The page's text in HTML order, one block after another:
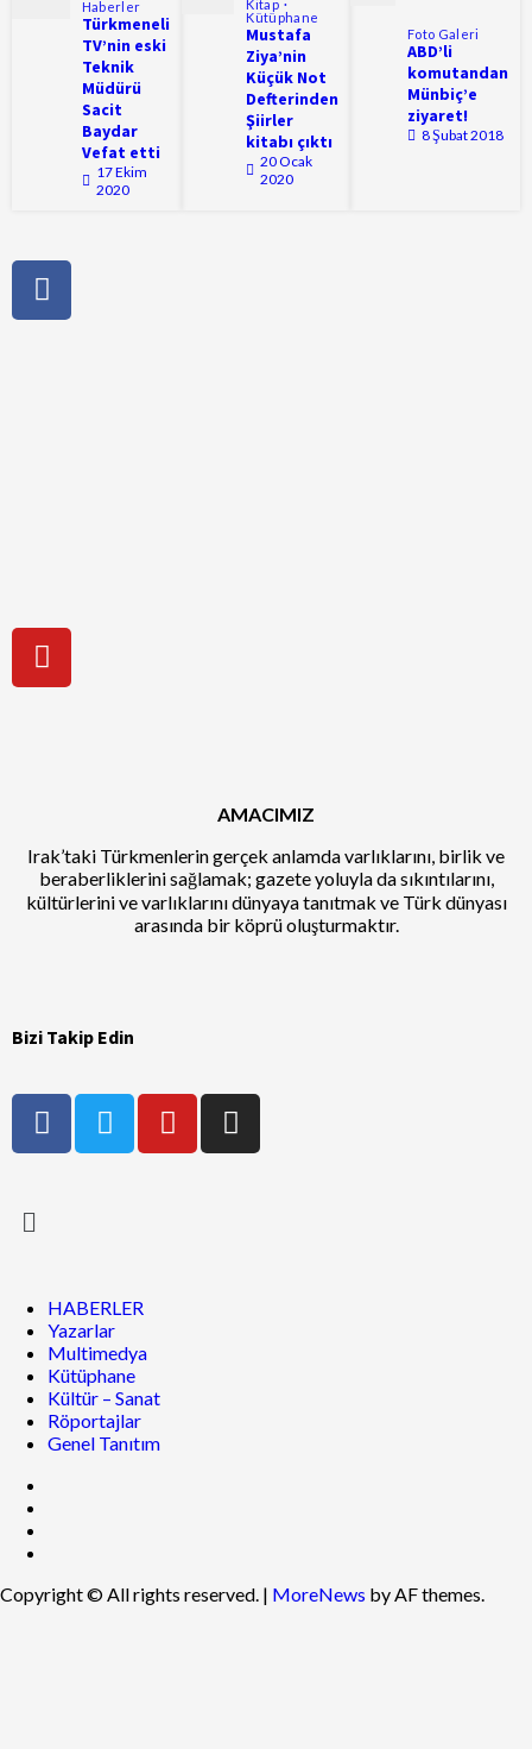
Haberler
Türkmeneli
TV’nin eski
Teknik
Müdürü
Sacit
Baydar
Vefat etti
17 Ekim
2020
Kitap
Kütüphane
Mustafa
Ziya’nin
Küçük Not
Defterinden
Şiirler
kitabı çıktı
20 Ocak
2020
Foto Galeri
ABD’li
komutandan
Münbiç’e
ziyaret!
8 Şubat 2018
AMACIMIZ
Irak’taki Türkmenlerin gerçek anlamda varlıklarını, birlik ve
beraberliklerini sağlamak; gazete yoluyla da sıkıntılarını,
kültürlerini ve varlıklarını dünyaya tanıtmak ve Türk dünyası
arasında bir köprü oluşturmaktır.
Bizi Takip Edin
HABERLER
Yazarlar
Multimedya
Kütüphane
Kültür – Sanat
Röportajlar
Genel Tanıtım
Copyright © All rights reserved. | MoreNews by AF themes.